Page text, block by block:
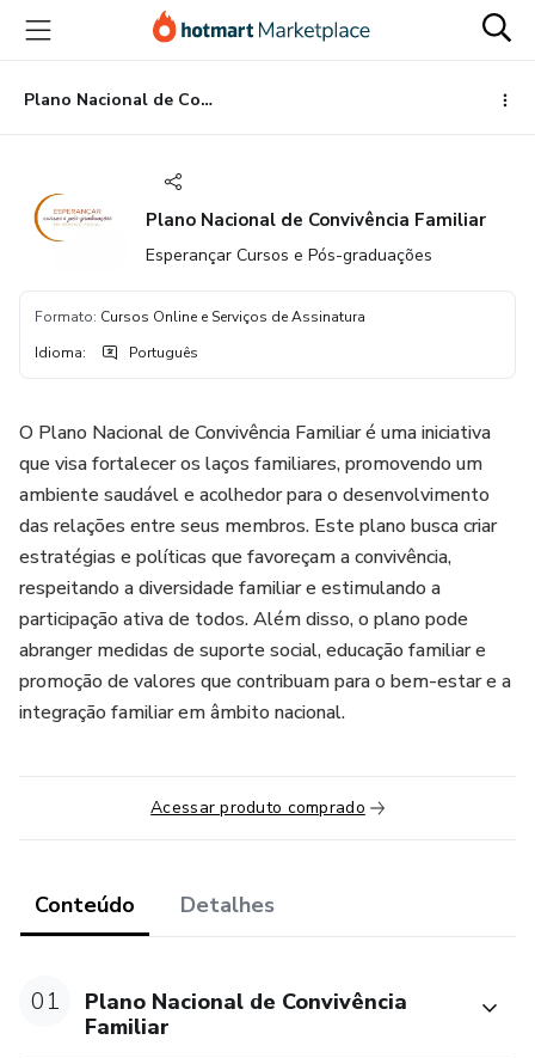
para
conteúdo
principal
para
pagamento
para
rodapé
Plano Nacional de Convivência Familiar
Plano Nacional de Convivência Familiar
Esperançar Cursos e Pós-graduações
Formato: Cursos Online e Serviços de Assinatura
Idioma: Português
O Plano Nacional de Convivência Familiar é uma iniciativa
que visa fortalecer os laços familiares, promovendo um
ambiente saudável e acolhedor para o desenvolvimento
das relações entre seus membros. Este plano busca criar
estratégias e políticas que favoreçam a convivência,
respeitando a diversidade familiar e estimulando a
participação ativa de todos. Além disso, o plano pode
abranger medidas de suporte social, educação familiar e
promoção de valores que contribuam para o bem-estar e a
integração familiar em âmbito nacional.
Acessar produto comprado
Conteúdo Detalhes
01
Plano Nacional de Convivência
Familiar